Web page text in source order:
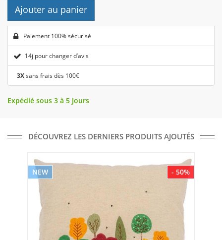
Ajouter au panier
Paiement 100% sécurisé
14j pour changer d’avis
3Xsans frais dès 100€
Expédié sous 3 à 5 Jours
DÉCOUVREZ LES DERNIERS PRODUITS AJOUTÉS
- 50%
NEW